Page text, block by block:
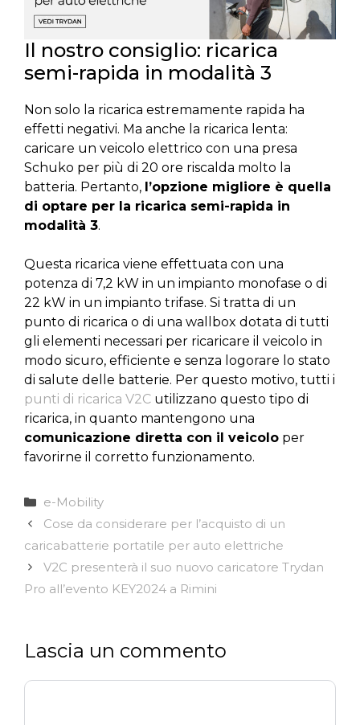
Il nostro consiglio: ricarica
semi-rapida in modalità 3
Non solo la ricarica estremamente rapida ha
effetti negativi. Ma anche la ricarica lenta:
caricare un veicolo elettrico con una presa
Schuko per più di 20 ore riscalda molto la
batteria. Pertanto, l’opzione migliore è quella
di optare per la ricarica semi-rapida in
modalità 3.
Questa ricarica viene effettuata con una
potenza di 7,2 kW in un impianto monofase o di
22 kW in un impianto trifase. Si tratta di un
punto di ricarica o di una wallbox dotata di tutti
gli elementi necessari per ricaricare il veicolo in
modo sicuro, efficiente e senza logorare lo stato
di salute delle batterie. Per questo motivo, tutti i
punti di ricarica V2C utilizzano questo tipo di
ricarica, in quanto mantengono una
comunicazione diretta con il veicolo per
favorirne il corretto funzionamento.
Categorie
e-Mobility
Cose da considerare per l’acquisto di un
caricabatterie portatile per auto elettriche
V2C presenterà il suo nuovo caricatore Trydan
Pro all’evento KEY2024 a Rimini
Lascia un commento
Commento
Nome
Email
Sito